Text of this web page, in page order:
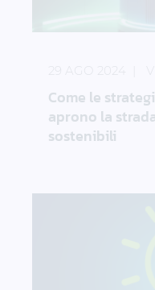
Come le
aprono la
sostenibili